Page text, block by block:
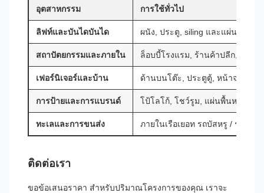
อุตสาหกรรม การใช้ทั่วไป
ลิฟท์และบันไดบันได ผนัง, ประตู, siling และแผ่นคลุมห้อ
สถาปัตยกรรมและภายใน ล็อบบี้โรงแรม, ร้านค้าปลีก, ตกแต่
เฟอร์นิเจอร์และบ้าน ด้านบนโต๊ะ, ประตูตู้, หน้าจอประดั
การป้ายและการแบรนด์ โป้โลโก้, โชว์รูม, แผ่นพื้นหลังการ
ทะเลและการขนส่ง ภายในเรือเยอท รถบัสหรู / รถยนต์
ติดต่อเรา
ขอข้อเสนอราคา สําหรับปริมาณโครงการของคุณ เราจะ